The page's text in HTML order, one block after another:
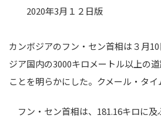
2020年3月１２日版
カンボジアのフン・セン首相は３月
ジア国内の3000キロメートル以上の
ことを明らかにした。クメール・タイ
フン・セン首相は、181.16キロに及